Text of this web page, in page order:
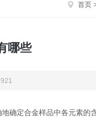
首页
哪些
定合金样品中各元素的